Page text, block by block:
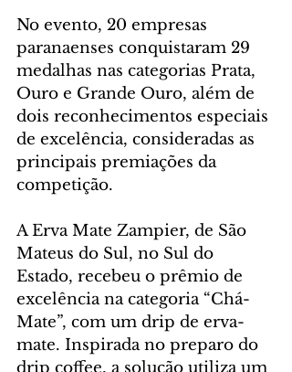
No evento, 20 empresas
paranaenses conquistaram 29
medalhas nas categorias Prata,
Ouro e Grande Ouro, além de
dois reconhecimentos especiais
de excelência, consideradas as
principais premiações da
competição.
A Erva Mate Zampier, de São
Mateus do Sul, no Sul do
Estado, recebeu o prêmio de
excelência na categoria “Chá-
Mate”, com um drip de erva-
mate. Inspirada no preparo do